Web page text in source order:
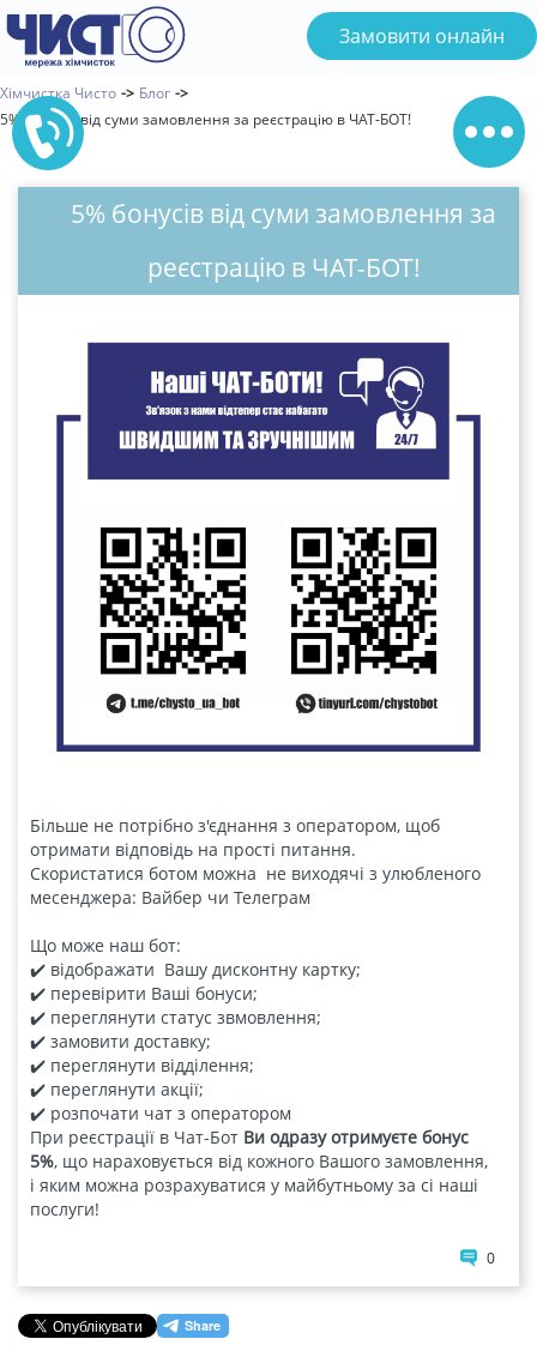
Замовити онлайн
Хімчистка Чисто -> Бло ->
5% бонусів від суми замовлення за реєстрацію в ЧАТ-БОТ!
5% бонусів від суми замовлення за
реєстрацію в ЧАТ-БОТ!
Більше не потрібно з'єднання з оператором, що
отримати відповідь на прості питання.
Скористатися ботом можна не виходячі з улюбленого
месенджера: Вайбер чи Телеграм
Що може наш бот:
✔️ відображати Вашу дисконтну картку;
✔️ перевірити Ваші бонуси;
✔️ переглянути статус звмовлення;
✔️ замовити доставку;
✔️ переглянути відділення;
✔️ переглянути акції;
✔️ розпочати чат з оператором
При реєстрації в Чат-Бот и одразу отримуєте бонус
5%, що нараховується від кожного Вашого замовлення,
і яким можна розрахуватися у майбутньому за сі наші
послуги!
0